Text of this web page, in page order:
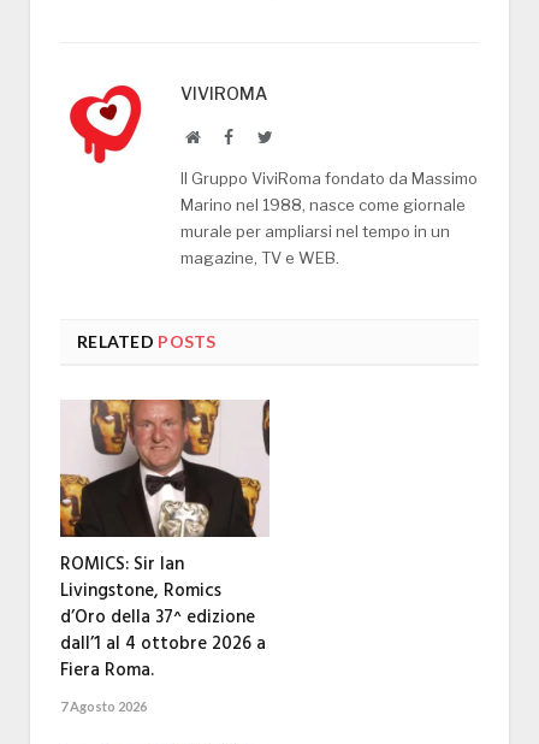
VIVIROMA
WebsiteFacebookTwitter
Il Gruppo ViviRoma fondato da Massimo
Marino nel 1988, nasce come giornale
murale per ampliarsi nel tempo in un
magazine, TV e WEB.
RELATED POSTS
ROMICS: Sir Ian
Livingstone, Romics
d’Oro della 37^ edizione
dall’1 al 4 ottobre 2026 a
Fiera Roma.
7 Agosto 2026